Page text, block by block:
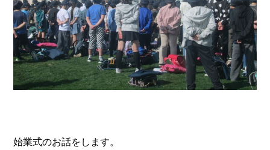
始業式のお話をします。